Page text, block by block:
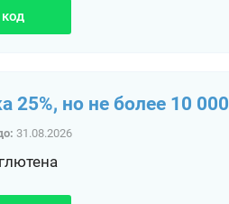
25%, но не более 10 000
31.08.2026